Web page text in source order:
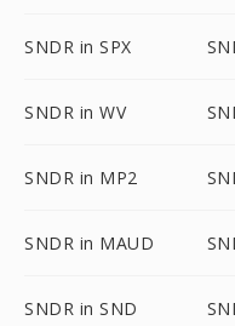
SNDR in SPX
SNDR in WV
SNDR in MP2
SNDR in MAUD
SNDR in SND